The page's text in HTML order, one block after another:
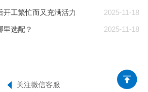
2025-11-18
开工繁忙而又充满活力
2025-11-18
里选配？
关注微信客服